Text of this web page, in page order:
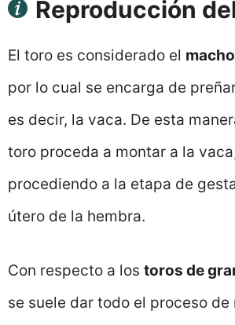
Reproducción
El toro es considerado el
por lo cual se encarga de
es decir, la vaca. De esta
toro proceda a montar a la
procediendo a la etapa de
útero de la hembra.
Con respecto a los toros de
se suele dar todo el proceso